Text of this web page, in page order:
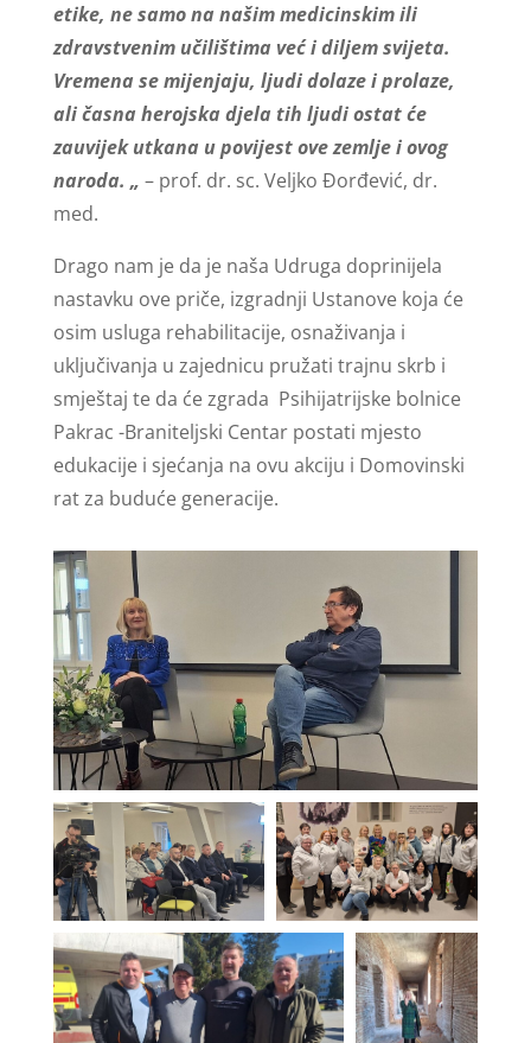
etike, ne samo na našim medicinskim ili
zdravstvenim učilištima već i diljem svijeta.
Vremena se mijenjaju, ljudi dolaze i prolaze,
ali časna herojska djela tih ljudi ostat će
zauvijek utkana u povijest ove zemlje i ovog
naroda. „ – prof. dr. sc. Veljko Đorđević, dr.
med.
Drago nam je da je naša Udruga doprinijela
nastavku ove priče, izgradnji Ustanove koja će
osim usluga rehabilitacije, osnaživanja i
uključivanja u zajednicu pružati trajnu skrb i
smještaj te da će zgrada Psihijatrijske bolnice
Pakrac -Braniteljski Centar postati mjesto
edukacije i sjećanja na ovu akciju i Domovinski
rat za buduće generacije.